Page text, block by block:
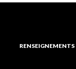
RENSEIGNEMENTS